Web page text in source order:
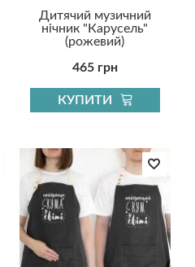
Дитячий музичний
нічник "Карусель"
(рожевий)
465 грн
КУПИТИ